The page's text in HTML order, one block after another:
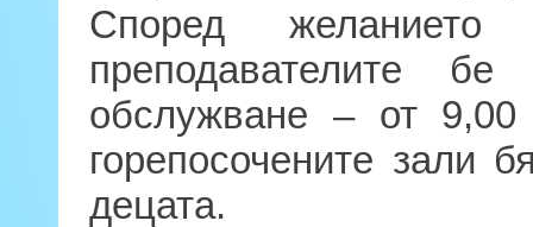
Според
преподавателите
обслужване – от
горепосочените зали
децата.